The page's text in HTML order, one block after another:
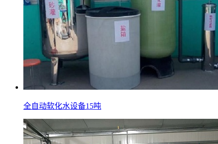
全自动软化水设备15吨